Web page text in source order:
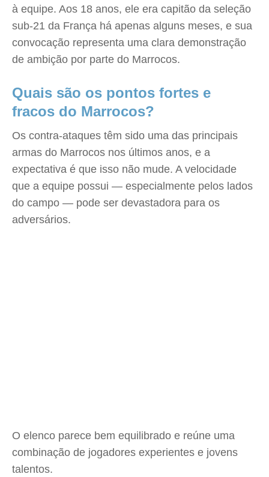
à equipe. Aos 18 anos, ele era capitão da seleção
sub-21 da França há apenas alguns meses, e sua
convocação representa uma clara demonstração
de ambição por parte do Marrocos.
Quais são os pontos fortes e
fracos do Marrocos?
Os contra-ataques têm sido uma das principais
armas do Marrocos nos últimos anos, e a
expectativa é que isso não mude. A velocidade
que a equipe possui — especialmente pelos lados
do campo — pode ser devastadora para os
adversários.
O elenco parece bem equilibrado e reúne uma
combinação de jogadores experientes e jovens
talentos.